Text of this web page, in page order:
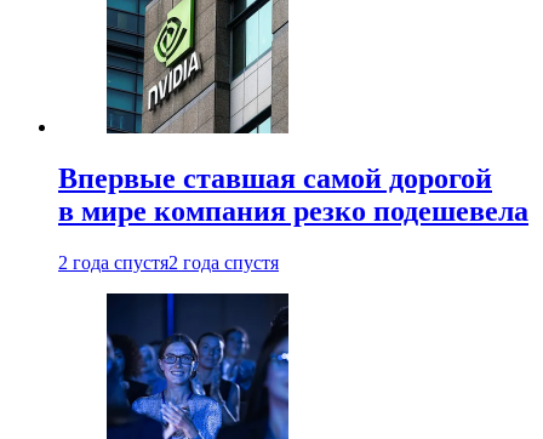
Впервые ставшая самой дорогой
в мире компания резко подешевела
2 года спустя2 года спустя